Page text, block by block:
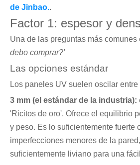
de Jinbao..
Factor 1: espesor y
Una de las preguntas más comunes
debo comprar?'
Las opciones estándar
Los paneles UV suelen oscilar entre
3 mm (el estándar de la industria):
'Ricitos de oro'. Ofrece el equilibrio
y peso. Es lo suficientemente fuerte
imperfecciones menores de la
suficientemente liviano para una